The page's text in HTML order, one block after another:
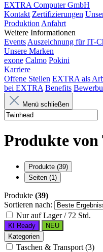
EXTRA Computer GmbH
Kontakt Zertifizierungen
Produktion Anfahrt
Weitere Informationen
Events Auszeichnung für IT-
Unsere Marken
exone Calmo Pokini
Karriere
Offene Stellen EXTRA als
bei EXTRA Benefits
Menü schließen
Produkte von
Produkte (39)
Seiten (1)
Produkte (39)
Sortieren nach:
Nur auf Lager / 72 Std.
KI Ready
NEU
Kategorien
Taschen & Transport (3)